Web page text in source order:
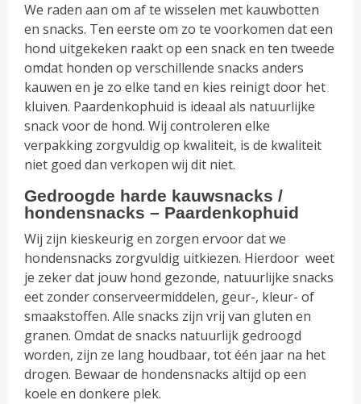
We raden aan om af te wisselen met kauwbotten
en snacks. Ten eerste om zo te voorkomen dat een
hond uitgekeken raakt op een snack en ten tweede
omdat honden op verschillende snacks anders
kauwen en je zo elke tand en kies reinigt door het
kluiven. Paardenkophuid is ideaal als natuurlijke
snack voor de hond. Wij controleren elke
verpakking zorgvuldig op kwaliteit, is de kwaliteit
niet goed dan verkopen wij dit niet.
Gedroogde harde kauwsnacks /
hondensnacks – Paardenkophuid
Wij zijn kieskeurig en zorgen ervoor dat we
hondensnacks zorgvuldig uitkiezen. Hierdoor weet
je zeker dat jouw hond gezonde, natuurlijke snacks
eet zonder conserveermiddelen, geur-, kleur- of
smaakstoffen. Alle snacks zijn vrij van gluten en
granen. Omdat de snacks natuurlijk gedroogd
worden, zijn ze lang houdbaar, tot één jaar na het
drogen. Bewaar de hondensnacks altijd op een
koele en donkere plek.